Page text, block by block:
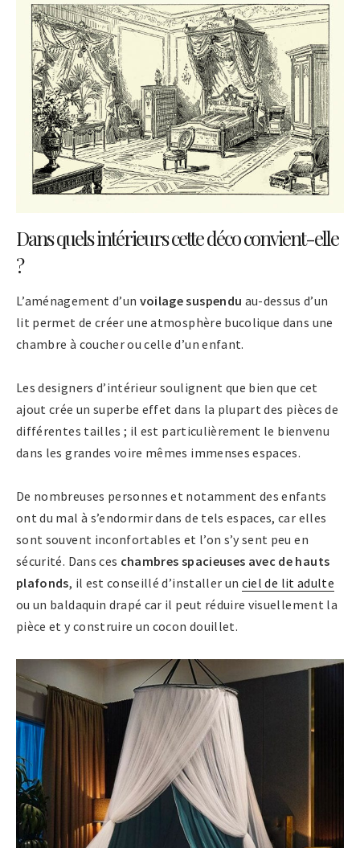
Dans quels intérieurs cette déco convient-elle
?
L’aménagement d’un voilage suspendu au-dessus d’un
lit permet de créer une atmosphère bucolique dans une
chambre à coucher ou celle d’un enfant.
Les designers d’intérieur soulignent que bien que cet
ajout crée un superbe effet dans la plupart des pièces de
différentes tailles ; il est particulièrement le bienvenu
dans les grandes voire mêmes immenses espaces.
De nombreuses personnes et notamment des enfants
ont du mal à s’endormir dans de tels espaces, car elles
sont souvent inconfortables et l’on s’y sent peu en
sécurité. Dans ces chambres spacieuses avec de hauts
plafonds, il est conseillé d’installer un ciel de lit adulte
ou un baldaquin drapé car il peut réduire visuellement la
pièce et y construire un cocon douillet.